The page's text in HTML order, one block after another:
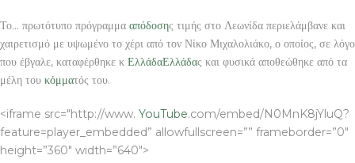
Το… πρωτότυπο πρόγραμμα απόδοσης τιμής στο Λεωνίδα περιελάμβανε και
χαιρετισμό με υψωμένο το χέρι από τον Νίκο Μιχαλολιάκο, ο οποίος, σε λόγο
που έβγαλε, καταφέρθηκε κ ΕλλάδαΕλλάδας και φυσικά αποθεώθηκε από τα
μέλη του κόμματός του.
<iframe src="http://www. YouTube.com/embed/N0MnK8jYluQ?
feature=player_embedded” allowfullscreen=”” frameborder=”0″
height=”360″ width=”640″>